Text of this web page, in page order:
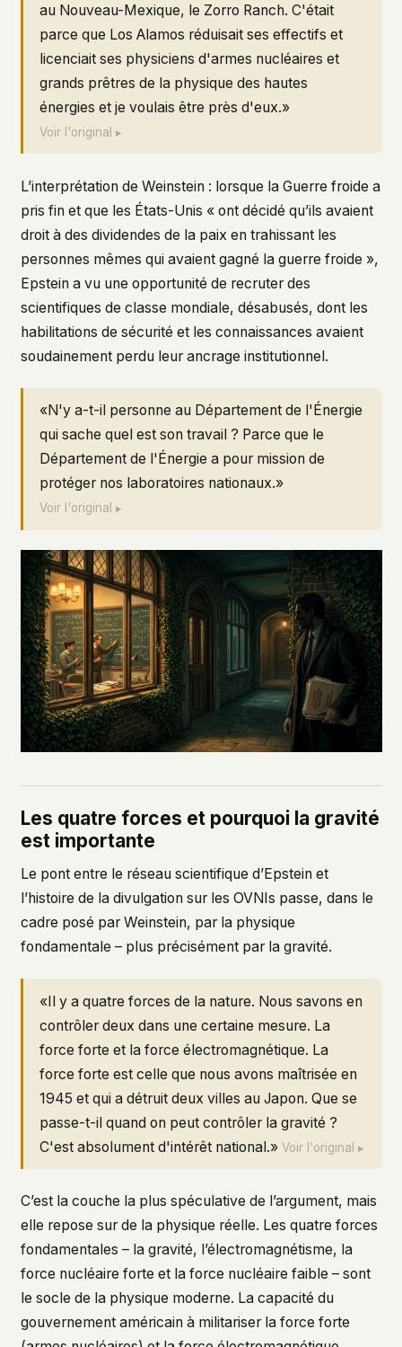
au Nouveau-Mexique, le Zorro Ranch. C'était
parce que Los Alamos réduisait ses effectifs et
licenciait ses physiciens d'armes nucléaires et
grands prêtres de la physique des hautes
énergies et je voulais être près d'eux.»
Voir l'original ▸
L’interprétation de Weinstein : lorsque la Guerre froide a
pris fin et que les États-Unis « ont décidé qu’ils avaient
droit à des dividendes de la paix en trahissant les
personnes mêmes qui avaient gagné la guerre froide »,
Epstein a vu une opportunité de recruter des
scientifiques de classe mondiale, désabusés, dont les
habilitations de sécurité et les connaissances avaient
soudainement perdu leur ancrage institutionnel.
«N'y a-t-il personne au Département de l'Énergie
qui sache quel est son travail ? Parce que le
Département de l'Énergie a pour mission de
protéger nos laboratoires nationaux.»
Voir l'original ▸
Les quatre forces et pourquoi la gravité
est importante
Le pont entre le réseau scientifique d’Epstein et
l’histoire de la divulgation sur les OVNIs passe, dans le
cadre posé par Weinstein, par la physique
fondamentale – plus précisément par la gravité.
«Il y a quatre forces de la nature. Nous savons en
contrôler deux dans une certaine mesure. La
force forte et la force électromagnétique. La
force forte est celle que nous avons maîtrisée en
1945 et qui a détruit deux villes au Japon. Que se
passe-t-il quand on peut contrôler la gravité ?
C'est absolument d'intérêt national.»Voir l'original ▸
C’est la couche la plus spéculative de l’argument, mais
elle repose sur de la physique réelle. Les quatre forces
fondamentales – la gravité, l’électromagnétisme, la
force nucléaire forte et la force nucléaire faible – sont
le socle de la physique moderne. La capacité du
gouvernement américain à militariser la force forte